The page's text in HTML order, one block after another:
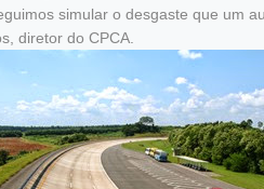
simular o desgaste que um
diretor do CPCA.